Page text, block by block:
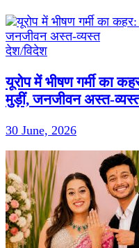
देश/विदेश
यूरोप में भीषण गर्मी का
मुड़ीं, जनजीवन अस्त-
30 June, 2026